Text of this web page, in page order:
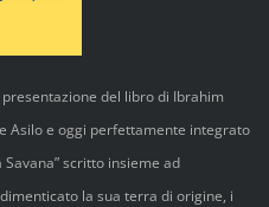
del libro di Ibrahim
Asilo e oggi perfettamente integrato
scritto insieme ad
la sua terra di origine, i